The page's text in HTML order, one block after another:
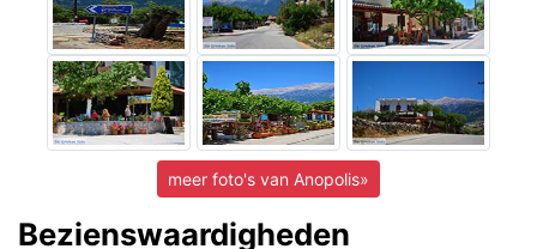
meer foto's van Anopolis»
Bezienswaardigheden